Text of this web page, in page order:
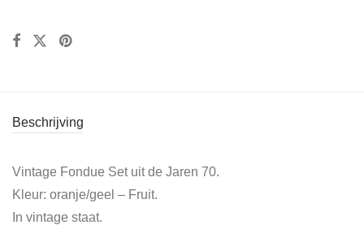
Beschrijving
Vintage Fondue Set uit de Jaren 70.
Kleur: oranje/geel – Fruit.
In vintage staat.